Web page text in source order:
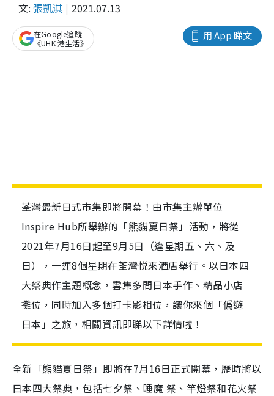
文: 張凱淇 2021.07.13
用 App 睇文
在Google追蹤
《UHK 港生活》
荃灣最新日式市集即將開幕！由市集主辦單位
Inspire Hub所舉辦的「熊貓夏日祭」活動，將從
2021年7月16日起至9月5日（逢星期五、六、及
日），一連8個星期在荃灣悦來酒店舉行。以日本四
大祭典作主題概念，雲集多間日本手作、精品小店
攤位，同時加入多個打卡影相位，讓你來個「僞遊
日本」之旅，相關資訊即睇以下詳情啦！
全新「熊貓夏日祭」即將在7月16日正式開幕，歷時將以
日本四大祭典，包括七夕祭、睡魔 祭、竿燈祭和花火祭